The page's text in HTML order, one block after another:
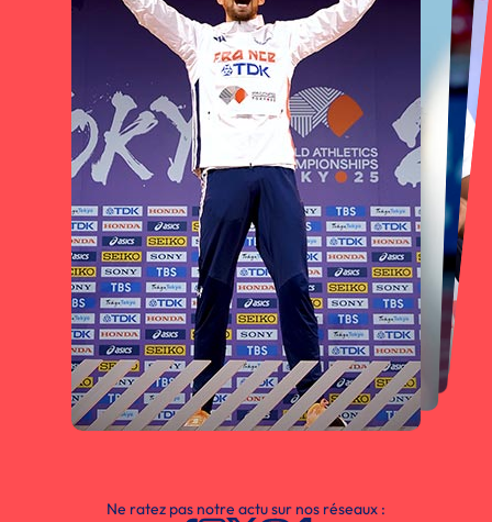
Ne ratez pas notre actu sur nos réseaux :